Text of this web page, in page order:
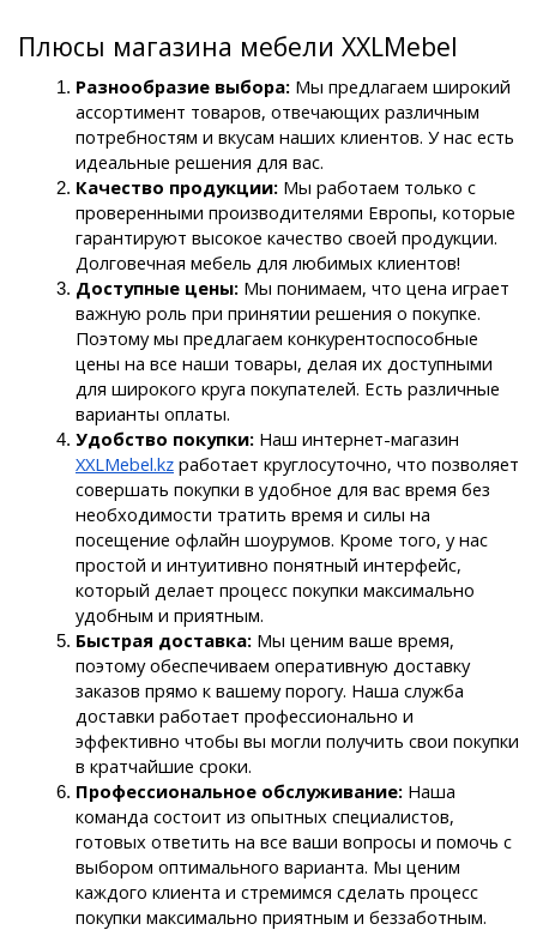
Плюсы магазина мебели XXLMebel
Разнообразие выбора: Мы предлагаем широкий
ассортимент товаров, отвечающих различным
потребностям и вкусам наших клиентов. У нас есть
идеальные решения для вас.
Качество продукции: Мы работаем только с
проверенными производителями Европы, которые
гарантируют высокое качество своей продукции.
Долговечная мебель для любимых клиентов!
Доступные цены: Мы понимаем, что цена играет
важную роль при принятии решения о покупке.
Поэтому мы предлагаем конкурентоспособные
цены на все наши товары, делая их доступными
для широкого круга покупателей. Есть различные
варианты оплаты.
Удобство покупки:
XXLMebel.kz работает круглосуточно, что позволяет
совершать покупки в удобное для вас время без
необходимости тратить время и силы на
посещение офлайн шоурумов. Кроме того, у нас
простой и интуитивно понятный интерфейс,
который делает процесс покупки максимально
удобным и приятным.
Быстрая доставка: Мы ценим ваше время,
поэтому обеспечиваем оперативную доставку
заказов прямо к вашему порогу. Наша служба
доставки работает профессионально и
эффективно чтобы вы могли получить свои покупки
в кратчайшие сроки.
Профессиональное обслуживание: Наша
команда состоит из опытных специалистов,
готовых ответить на все ваши вопросы и помочь с
выбором оптимального варианта. Мы ценим
каждого клиента и стремимся сделать процесс
покупки максимально приятным и беззаботным.